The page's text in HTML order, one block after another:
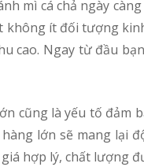
ít đối tượng
cao. Ngay từ đầu
lớn sẽ mang lại
hợp lý, chất lượng